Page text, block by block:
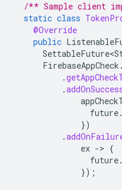
/** Sample client
static class
@Override
public
FirebaseAppCheck .
.
.
future.
})
.
ex -> {
future.
});